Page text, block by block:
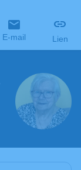
E-mail Lien